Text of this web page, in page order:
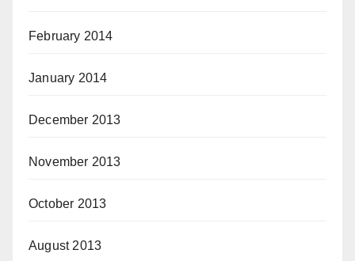
February 2014
January 2014
December 2013
November 2013
October 2013
August 2013